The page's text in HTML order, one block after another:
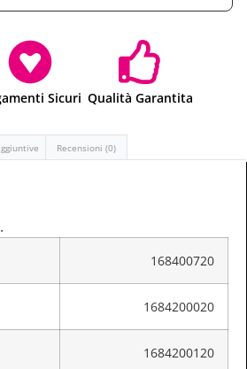
Sicuri Qualità Garantita
Recensioni (0)
168400720
1684200020
1684200120